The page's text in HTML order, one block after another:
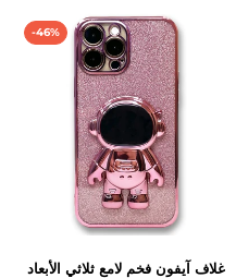
-46%
غلاف آيفون فخم لامع ثلاثي الأبعاد